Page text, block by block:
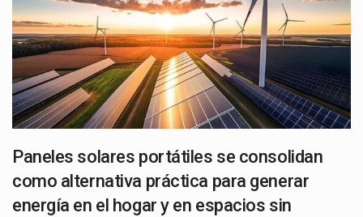
Paneles solares portátiles se consolidan
como alternativa práctica para generar
energía en el hogar y en espacios sin